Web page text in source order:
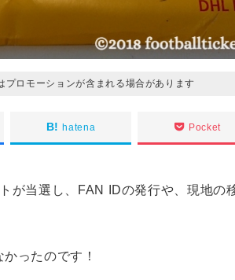
プロモーションが含まれる場合があります
hatena Pocket
が当選し、FAN IDの発行や、現地の
ったのです！